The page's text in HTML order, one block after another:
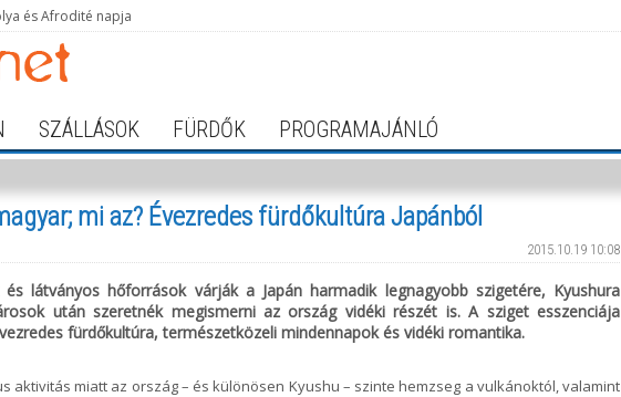
és Afrodité napja
SZÁLLÁSOK FÜRDŐK PROGRAMAJÁNLÓ
mi az? Évezredes fürdőkultúra Japánból
2015.10.19 10:08
látványos hőforrások várják a Japán harmadik legnagyobb szigetére, Kyushura
után szeretnék megismerni az ország vidéki részét is. A sziget esszenciája
fürdőkultúra, természetközeli mindennapok és vidéki romantika.
aktivitás miatt az ország – és különösen Kyushu – szintehemzseg a vulkánoktól, valamint